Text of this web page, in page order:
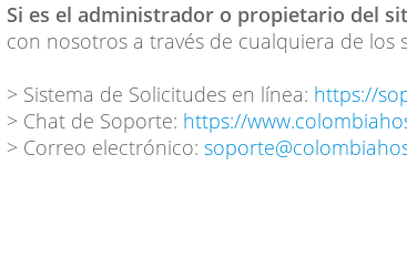
Si es el administrador o propietario del
con nosotros a través de cualquiera de los
> Sistema de Solicitudes en línea: https://
> Chat de Soporte: https://
> Correo electrónico: